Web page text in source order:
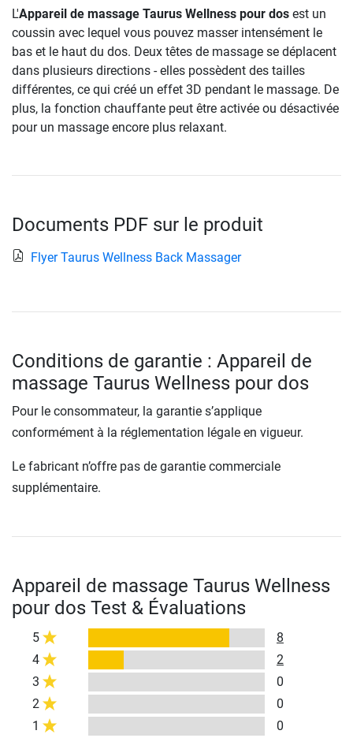
L'Appareil de massage Taurus Wellness pour dos est un
coussin avec lequel vous pouvez masser intensément le
bas et le haut du dos. Deux têtes de massage se déplacent
dans plusieurs directions - elles possèdent des tailles
différentes, ce qui créé un effet 3D pendant le massage. De
plus, la fonction chauffante peut être activée ou désactivée
pour un massage encore plus relaxant.
Documents PDF sur le produit
Flyer Taurus Wellness Back Massager
Conditions de garantie : Appareil de
massage Taurus Wellness pour dos
Pour le consommateur, la garantie s’applique
conformément à la réglementation légale en vigueur.
Le fabricant n’offre pas de garantie commerciale
supplémentaire.
Appareil de massage Taurus Wellness
pour dos Test & Évaluations
5
8
4
2
3
0
2
0
1
0